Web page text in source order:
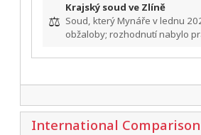
⚖️
Krajský soud ve Zlíně
Soud, který Mynáře v lednu
obžaloby; rozhodnutí nabylo
International Comparison